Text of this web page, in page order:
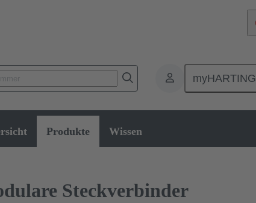
myHARTING
Produkte Wissen
Steckverbinder